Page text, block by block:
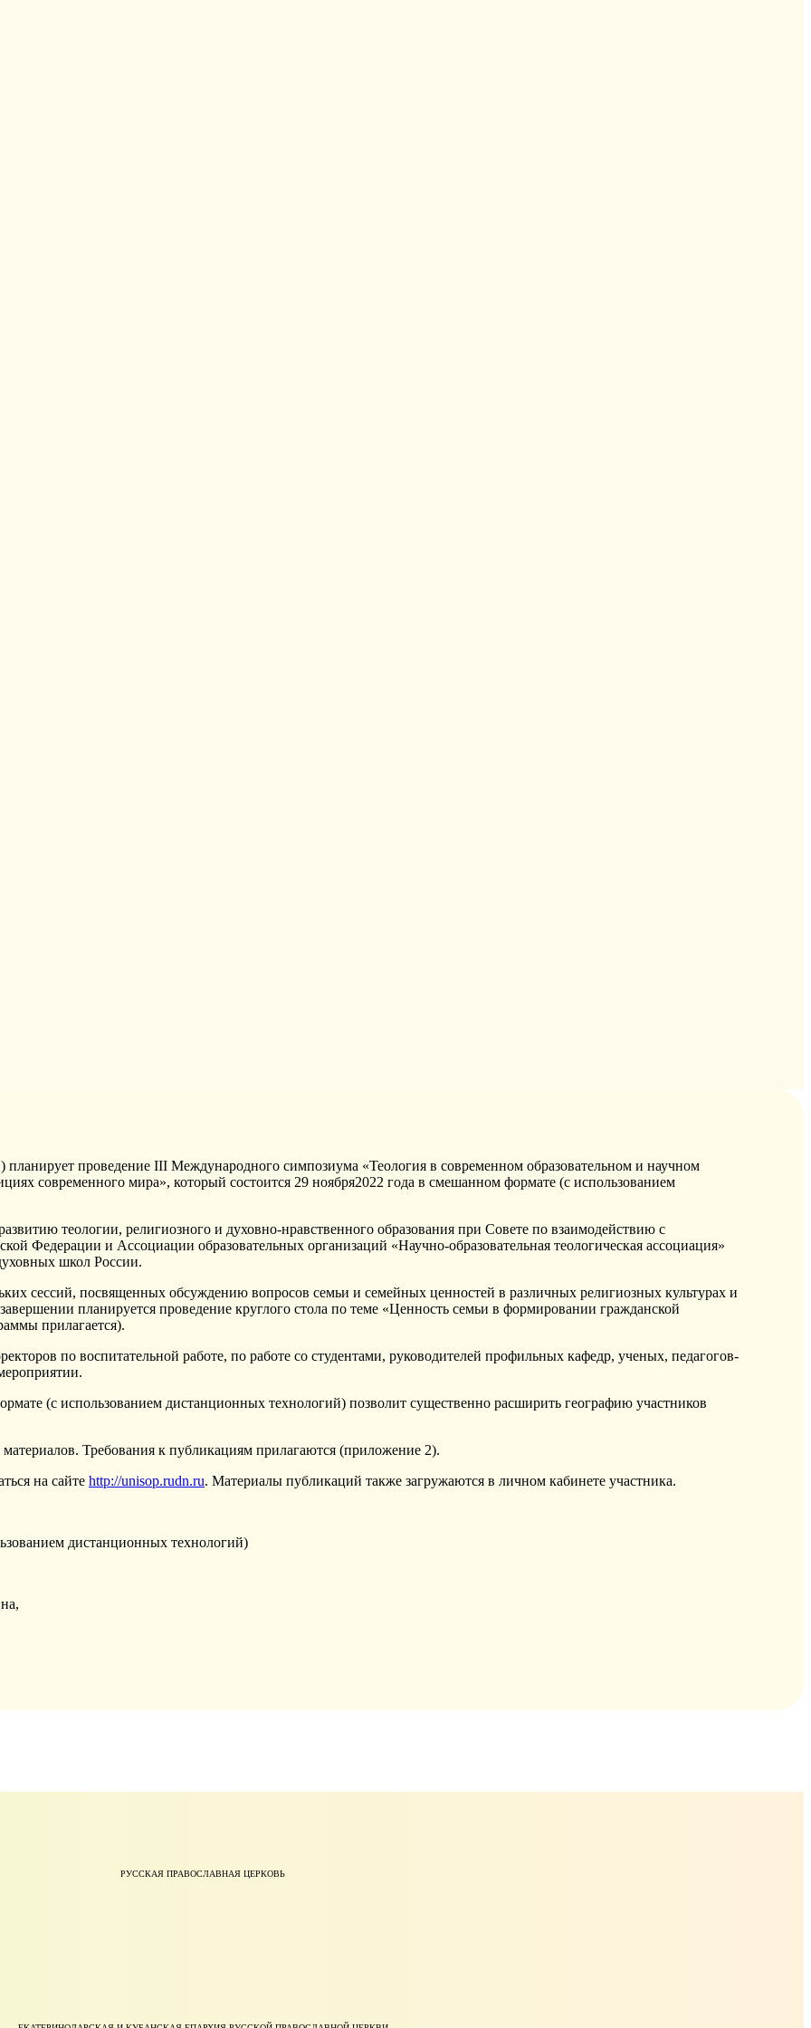
планирует проведение III Международного симпозиума «Теология в современном образовательном и научном
современного мира», который состоится 29 ноября2022 года в смешанном формате (с использованием
теологии, религиозного и духовно-нравственного образования при Совете по взаимодействию с
Федерации и Ассоциации образовательных организаций «Научно-образовательная теологическая ассоциация»
школ России.
сессий, посвященных обсуждению вопросов семьи и семейных ценностей в различных религиозных культурах и
планируется проведение круглого стола по теме «Ценность семьи в формировании гражданской
прилагается).
по воспитательной работе, по работе со студентами, руководителей профильных кафедр, ученых, педагогов-
(с использованием дистанционных технологий) позволит существенно расширить географию участников
материалов. Требования к публикациям прилагаются (приложение 2).
на сайте http://unisop.rudn.ru. Материалы публикаций также загружаются в личном кабинете участника.
дистанционных технологий)
РУССКАЯ ПРАВОСЛАВНАЯ ЦЕРКОВЬ